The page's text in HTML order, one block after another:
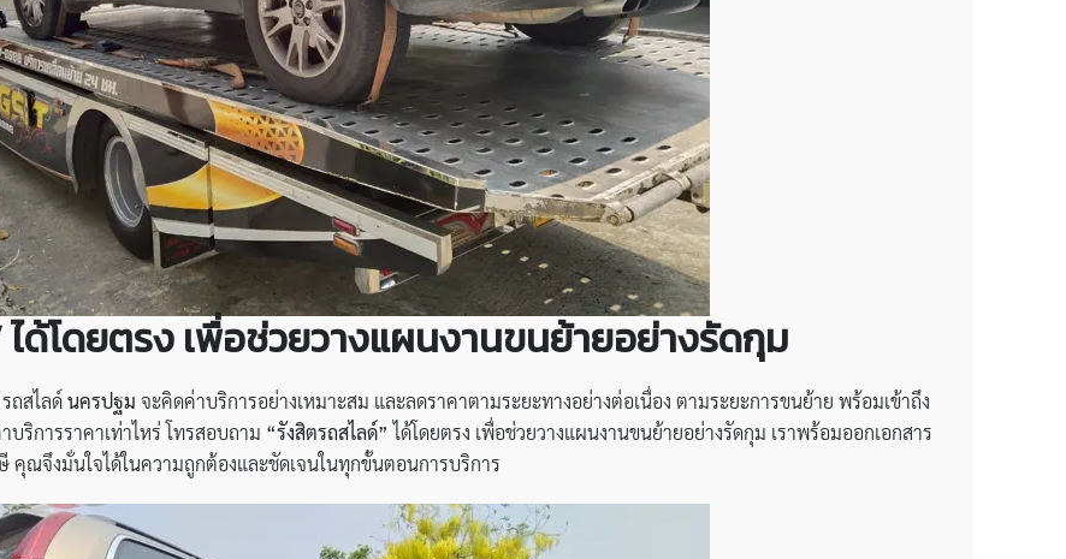
ด้โดยตรง เพื่อช่วยวางแผนงานขนย้ายอย่างรัดกุม
ถสไลด์นครปฐม จะคิดค่าบริการอย่างเหมาะสม และลดราคาตามระยะทางอย่างต่อเนื่อง ตามระยะการขนย้าย พร้อมเข้าถึง
ริการราคาเท่าไหร่ โทรสอบถาม “รังสิตรถสไลด์” ได้โดยตรง เพื่อช่วยวางแผนงานขนย้ายอย่างรัดกุม เราพร้อมออกเอกสาร
ณจึงมั่นใจได้ในความถูกต้องและชัดเจนในทุกขั้นตอนการบริการ